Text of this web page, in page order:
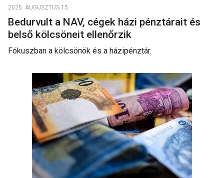
2025. AUGUSZTUS 15.
Bedurvult a NAV, cégek házi pénztárait és
belső kölcsöneit ellenőrzik
Fókuszban a kölcsönök és a házipénztár.